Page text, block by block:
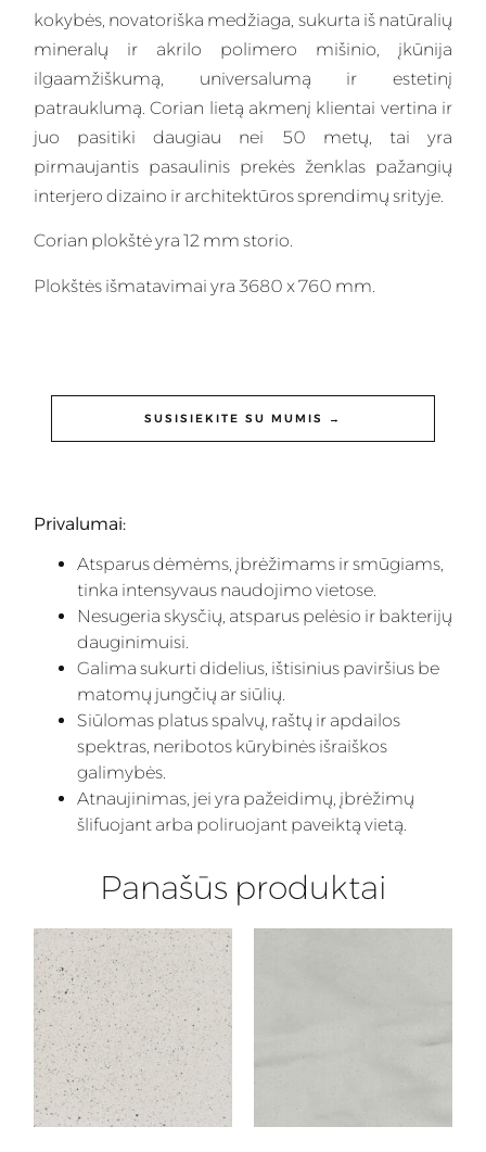
kokybės, novatoriška medžiaga, sukurta iš natūralių
mineralų ir akrilo polimero mišinio, įkūnija
ilgaamžiškumą, universalumą ir estetinį
patrauklumą.Corian lietą akmenį klientai vertina ir
juo pasitiki daugiau nei 50 metų, tai yra
pirmaujantis pasaulinis prekės ženklas pažangių
interjero dizaino ir architektūros sprendimų srityje.
Corian plokštė yra 12 mm storio.
Plokštės išmatavimai yra 3680 x 760 mm.
SUSISIEKITE SU MUMIS →
Privalumai:
Atsparus dėmėms, įbrėžimams ir smūgiams,
tinka intensyvaus naudojimo vietose.
Nesugeria skysčių, atsparus pelėsio ir bakterijų
dauginimuisi.
Galima sukurti didelius, ištisinius paviršius be
matomų jungčių ar siūlių.
Siūlomas platus spalvų, raštų ir apdailos
spektras, neribotos kūrybinės išraiškos
galimybės.
Atnaujinimas, jei yra pažeidimų, įbrėžimų
šlifuojant arba poliruojant paveiktą vietą.
Panašūs produktai